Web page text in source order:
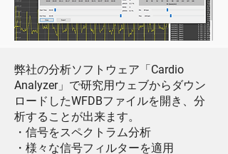
弊社の分析ソフトウェア「Cardio
Analyzer」で研究用ウェブからダウン
ロードしたWFDBファイルを開き、分
析することが出来ます。
・信号をスペクトラム分析
・様々な信号フィルターを適用